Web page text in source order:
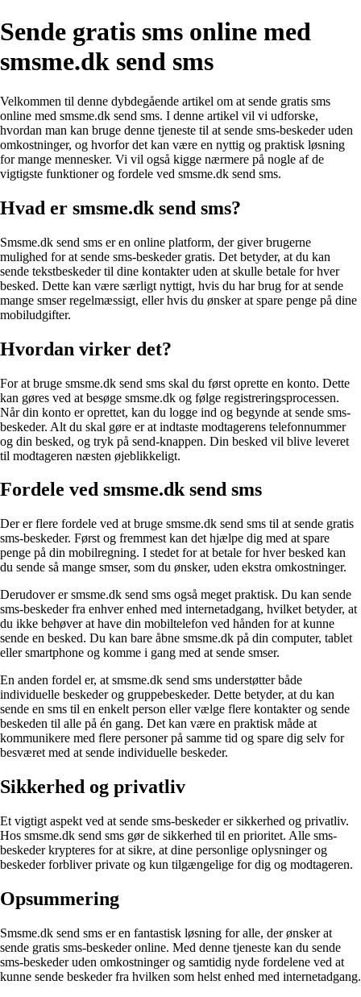
Sende gratis sms online med
smsme.dk send sms
Velkommen til denne dybdegående artikel om at sende gratis sms
online med smsme.dk send sms. I denne artikel vil vi udforske,
hvordan man kan bruge denne tjeneste til at sende sms-beskeder uden
omkostninger, og hvorfor det kan være en nyttig og praktisk løsning
for mange mennesker. Vi vil også kigge nærmere på nogle af de
vigtigste funktioner og fordele ved smsme.dk send sms.
Hvad er smsme.dk send sms?
Smsme.dk send sms er en online platform, der giver brugerne
mulighed for at sende sms-beskeder gratis. Det betyder, at du kan
sende tekstbeskeder til dine kontakter uden at skulle betale for hver
besked. Dette kan være særligt nyttigt, hvis du har brug for at sende
mange smser regelmæssigt, eller hvis du ønsker at spare penge på dine
mobiludgifter.
Hvordan virker det?
For at bruge smsme.dk send sms skal du først oprette en konto. Dette
kan gøres ved at besøge smsme.dk og følge registreringsprocessen.
Når din konto er oprettet, kan du logge ind og begynde at sende sms-
beskeder. Alt du skal gøre er at indtaste modtagerens telefonnummer
og din besked, og tryk på send-knappen. Din besked vil blive leveret
til modtageren næsten øjeblikkeligt.
Fordele ved smsme.dk send sms
Der er flere fordele ved at bruge smsme.dk send sms til at sende gratis
sms-beskeder. Først og fremmest kan det hjælpe dig med at spare
penge på din mobilregning. I stedet for at betale for hver besked kan
du sende så mange smser, som du ønsker, uden ekstra omkostninger.
Derudover er smsme.dk send sms også meget praktisk. Du kan sende
sms-beskeder fra enhver enhed med internetadgang, hvilket betyder, at
du ikke behøver at have din mobiltelefon ved hånden for at kunne
sende en besked. Du kan bare åbne smsme.dk på din computer, tablet
eller smartphone og komme i gang med at sende smser.
En anden fordel er, at smsme.dk send sms understøtter både
individuelle beskeder og gruppebeskeder. Dette betyder, at du kan
sende en sms til en enkelt person eller vælge flere kontakter og sende
beskeden til alle på én gang. Det kan være en praktisk måde at
kommunikere med flere personer på samme tid og spare dig selv for
besværet med at sende individuelle beskeder.
Sikkerhed og privatliv
Et vigtigt aspekt ved at sende sms-beskeder er sikkerhed og privatliv.
Hos smsme.dk send sms gør de sikkerhed til en prioritet. Alle sms-
beskeder krypteres for at sikre, at dine personlige oplysninger og
beskeder forbliver private og kun tilgængelige for dig og modtageren.
Opsummering
Smsme.dk send sms er en fantastisk løsning for alle, der ønsker at
sende gratis sms-beskeder online. Med denne tjeneste kan du sende
sms-beskeder uden omkostninger og samtidig nyde fordelene ved at
kunne sende beskeder fra hvilken som helst enhed med internetadgang.